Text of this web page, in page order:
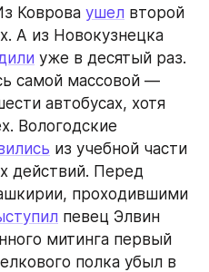
Коврова ушел второй
А из Новокузнецка
уже в десятый раз.
самой массовой —
автобусах, хотя
Вологодские
из учебной части
действий. Перед
проходившими
певец Элвин
митинга первый
полка убыл в